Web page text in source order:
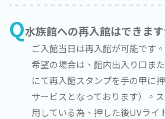
Q水族館への再入館はできま
ご入館当日は再入館が可能です
希望の場合は、館内出入り口ま
にて再入館スタンプを手の甲に
サービスとなっております）。
用している為、押した後UVライ